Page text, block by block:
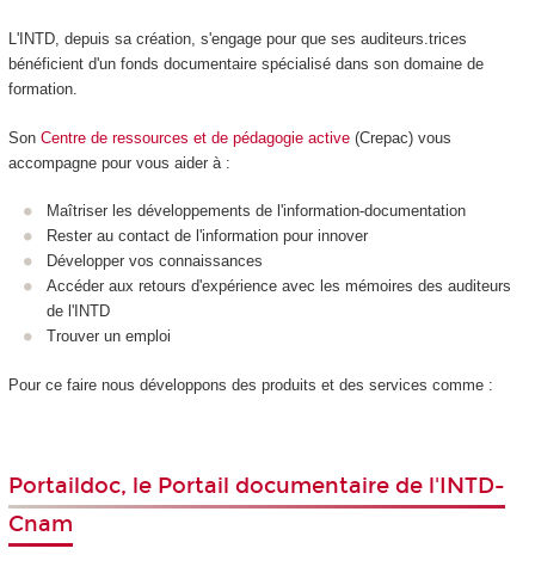
L'INTD, depuis sa création, s'engage pour que ses auditeurs.trices
bénéficient d'un fonds documentaire spécialisé dans son domaine de
formation.
Son Centre de ressources et de pédagogie active(Crepac) vous
accompagne pour vous aider à :
Maîtriser les développements de l'information-documentation
Rester au contact de l'information pour innover
Développer vos connaissances
Accéder aux retours d'expérience avec les mémoires des auditeurs
de l'INTD
Trouver un emploi
Pour ce faire nous développons des produits et des services comme :
Portaildoc, le Portail documentaire de l'INTD-
Cnam